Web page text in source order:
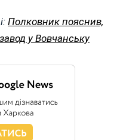
Полковник пояснив,
у Вовчанську